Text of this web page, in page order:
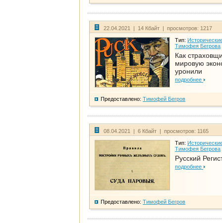
22.04.2021 | 14 Кбайт | просмотров: 1217
Тип:
Тимофея Бегрова
Как
мировую
уронили
подробнее
Предоставлено: Тимофей Бегров
08.04.2021 | 6 Кбайт | просмотров: 1165
Тип:
Тимофея Бегрова
Русский
подробнее
Предоставлено: Тимофей Бегров